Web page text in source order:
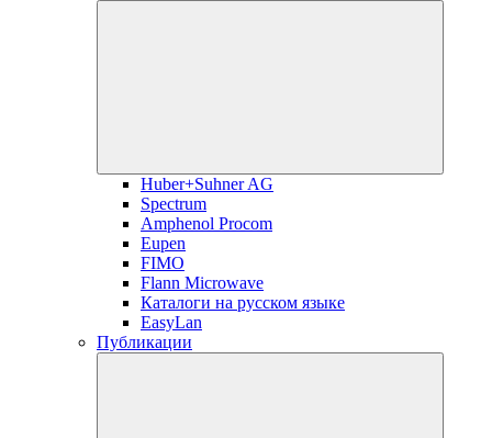
Huber+Suhner AG
Spectrum
Amphenol Procom
Eupen
FIMO
Flann Microwave
Каталоги на русском языке
EasyLan
Публикации